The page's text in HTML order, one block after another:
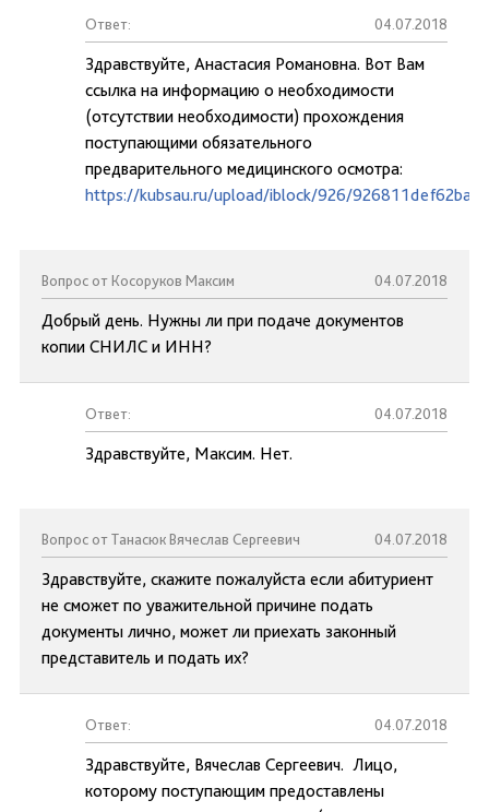
Ответ: 04.07.2018
Здравствуйте, Анастасия Романовна. Вот Вам
ссылка на информацию о необходимости
(отсутствии необходимости) прохождения
поступающими обязательного
предварительного медицинского осмотра:
https://kubsau.ru/upload/iblock/926/
Вопрос от Косоруков Максим 04.07.2018
Добрый день. Нужны ли при подаче документов
копии СНИЛС и ИНН?
Ответ: 04.07.2018
Здравствуйте, Максим. Нет.
Вопрос от Танасюк Вячеслав Сергеевич 04.07.2018
Здравствуйте, скажите пожалуйста если абитуриент
не сможет по уважительной причине подать
документы лично, может ли приехать законный
представитель и подать их?
Ответ: 04.07.2018
Здравствуйте, Вячеслав Сергеевич. Лицо,
которому поступающим предоставлены